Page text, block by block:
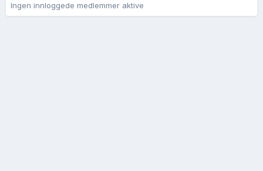
Ingen innloggede medlemmer aktive